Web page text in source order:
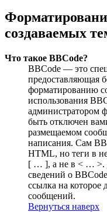
создаваемых
Что такое BBCode?
BBCode — это
предоставляющая
форматированию
использования
администратором
быть отключен
размещаемом
написания. Сам
HTML, но теги в
[ … ], а не в < … >.
сведений о
ссылка на которое
сообщений.
Вернуться наверх